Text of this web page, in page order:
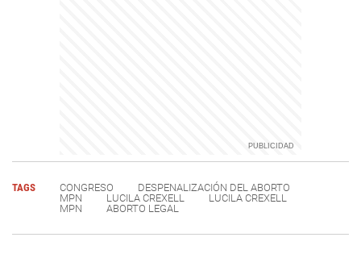
TAGS CONGRESO
DESPENALIZACIÓN DEL ABORTO
MPN
LUCILA CREXELL
LUCILA CREXELL
MPN
ABORTO LEGAL